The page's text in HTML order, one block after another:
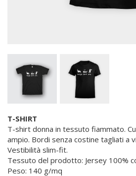
T-SHIRT
T-shirt donna in tessuto fiammato.
ampio. Bordi senza costine tagliati a
Vestibilità slim-fit.
Tessuto del prodotto: Jersey 100%
Peso: 140 g/mq